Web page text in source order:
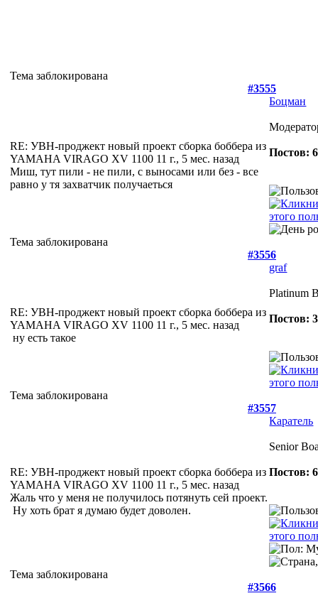
Тема заблокирована
#3555
RE: УВН-проджект новый проект сборка боббера из
YAMAHA VIRAGO XV 1100 11 г., 5 мес. назад
Миш, тут пили - не пили, с выносами или без - все
равно у тя захватчик получаеться
Боцман
Постов:
Тема заблокирована
#3556
RE: УВН-проджект новый проект сборка боббера из
YAMAHA VIRAGO XV 1100 11 г., 5 мес. назад
ну есть такое
graf
Platinum
Постов:
Тема заблокирована
#3557
RE: УВН-проджект новый проект сборка боббера из
YAMAHA VIRAGO XV 1100 11 г., 5 мес. назад
Жаль что у меня не получилось потянуть сей проект.
Ну хоть брат я думаю будет доволен.
Каратель
Senior
Постов:
Тема заблокирована
#3566